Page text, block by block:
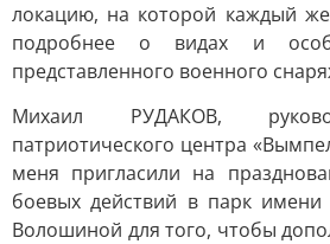
локацию, на которой каждый
подробнее о видах и
представленного военного
Михаил РУДАКОВ,
патриотического центра
меня пригласили на
боевых действий в парк
Волошиной для того, чтобы